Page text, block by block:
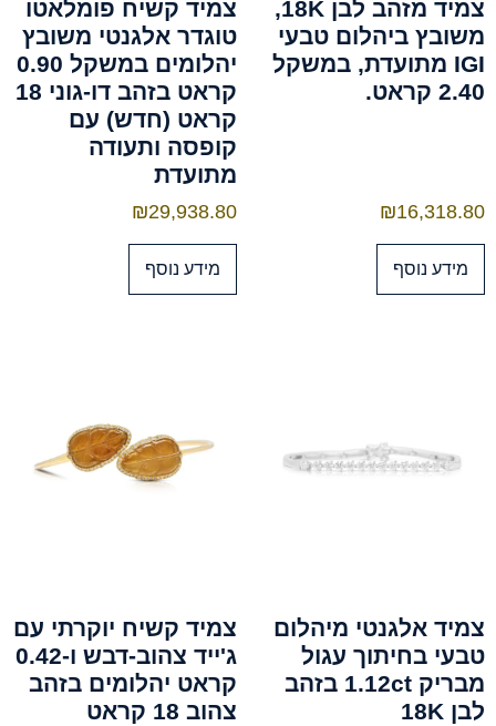
צמיד מזהב לבן 18K,
משובץ ביהלום טבעי
IGI מתועדת, במשקל
2.40 קראט.
₪16,318.80
מידע נוסף
צמיד קשיח פומלאטו
טוגדר אלגנטי משובץ
יהלומים במשקל 0.90
קראט בזהב דו-גוני 18
קראט (חדש) עם
קופסה ותעודה
מתועדת
₪29,938.80
מידע נוסף
צמיד אלגנטי מיהלום
טבעי בחיתוך עגול
מבריק 1.12ct בזהב
לבן 18K
צמיד קשיח יוקרתי עם
ג'ייד צהוב-דבש ו-0.42
קראט יהלומים בזהב
צהוב 18 קראט